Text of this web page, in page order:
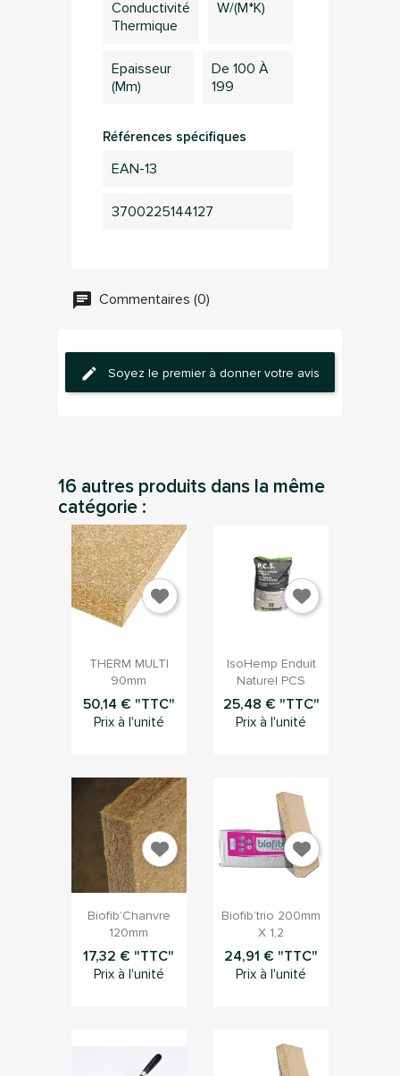
Conductivité
Thermique
W/(m*K)
Epaisseur
(mm)
De 100 À
199
Références spécifiques
EAN-13
3700225144127
Commentaires (0)
Soyez le premier à donner votre avis
16 autres produits dans la même
catégorie :
Aperçu rapide
THERM MULTI
90mm
50,14 € "TTC"
Prix à l'unité
Aperçu rapide
IsoHemp Enduit
Naturel PCS
25,48 € "TTC"
Prix à l'unité
Aperçu rapide
Biofib’Chanvre
120mm
17,32 € "TTC"
Prix à l'unité
Aperçu rapide
Biofib’trio 200mm
X 1,2
24,91 € "TTC"
Prix à l'unité
produits dans votre liste d'envie